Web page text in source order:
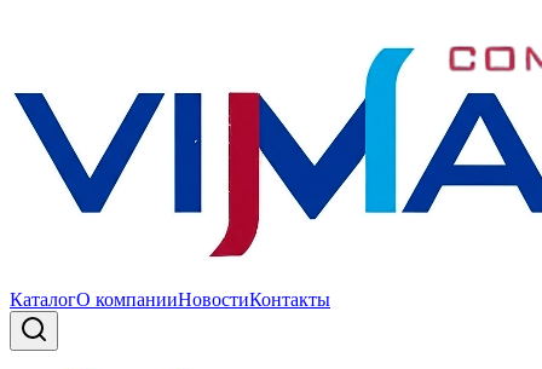
КаталогО компанииНовостиКонтакты